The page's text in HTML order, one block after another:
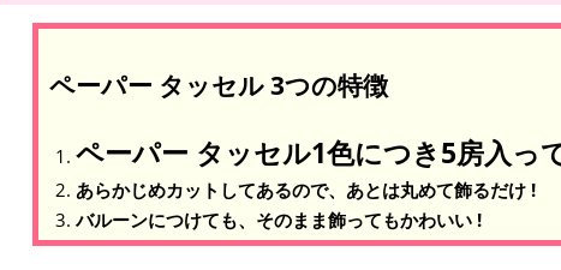
ペーパー タッセル 3つの特徴
ペーパー タッセル1色につき5房入っ
あらかじめカットしてあるので、あとは丸めて飾るだけ !
バルーンにつけても、そのまま飾ってもかわいい !